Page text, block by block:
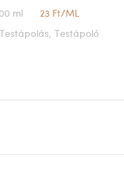
ml 23 Ft/ML
Testápolás, Testápoló